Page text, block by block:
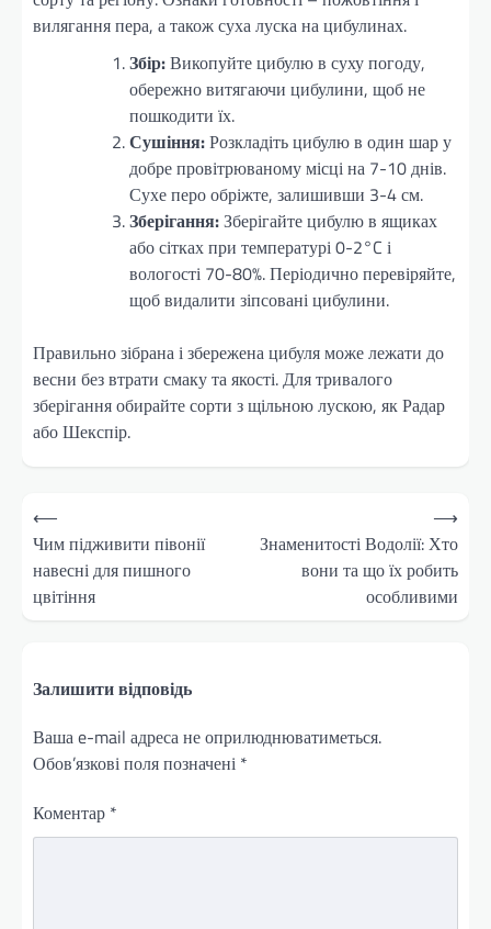
вилягання пера, а також суха луска на цибулинах.
Збір:Викопуйте цибулю в суху погоду,
обережно витягаючи цибулини, щоб не
пошкодити їх.
Сушіння:Розкладіть цибулю в один шар у
добре провітрюваному місці на 7-10 днів.
Сухе перо обріжте, залишивши 3-4 см.
Зберігання:Зберігайте цибулю в ящиках
або сітках при температурі 0-2°C і
вологості 70-80%. Періодично перевіряйте,
щоб видалити зіпсовані цибулини.
Правильно зібрана і збережена цибуля може лежати до
весни без втрати смаку та якості. Для тривалого
зберігання обирайте сорти з щільною лускою, як Радар
або Шекспір.
Навігація
записів
⟵
Чим підживити півонії
навесні для пишного
цвітіння
Знаменитості Водолії: Хто
вони та що їх робить
особливими
⟶
Залишити відповідь
Ваша e-mail адреса не оприлюднюватиметься.
Обов’язкові поля позначені *
Коментар *